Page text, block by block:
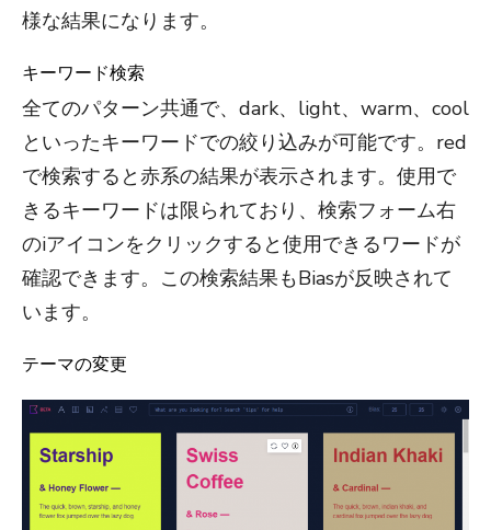
様な結果になります。
キーワード検索
全てのパターン共通で、dark、light、warm、cool
といったキーワードでの絞り込みが可能です。red
で検索すると赤系の結果が表示されます。使用で
きるキーワードは限られており、検索フォーム右
のiアイコンをクリックすると使用できるワードが
確認できます。この検索結果もBiasが反映されて
います。
テーマの変更